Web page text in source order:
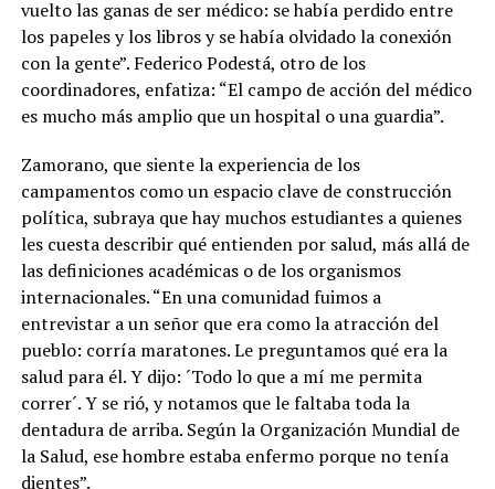
vuelto las ganas de ser médico: se había perdido entre
los papeles y los libros y se había olvidado la conexión
con la gente”. Federico Podestá, otro de los
coordinadores, enfatiza: “El campo de acción del médico
es mucho más amplio que un hospital o una guardia”.
Zamorano, que siente la experiencia de los
campamentos como un espacio clave de construcción
política, subraya que hay muchos estudiantes a quienes
les cuesta describir qué entienden por salud, más allá de
las definiciones académicas o de los organismos
internacionales. “En una comunidad fuimos a
entrevistar a un señor que era como la atracción del
pueblo: corría maratones. Le preguntamos qué era la
salud para él. Y dijo: ´Todo lo que a mí me permita
correr´. Y se rió, y notamos que le faltaba toda la
dentadura de arriba. Según la Organización Mundial de
la Salud, ese hombre estaba enfermo porque no tenía
dientes”.